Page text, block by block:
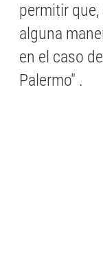
permitir
alguna
en el caso
Palermo" .